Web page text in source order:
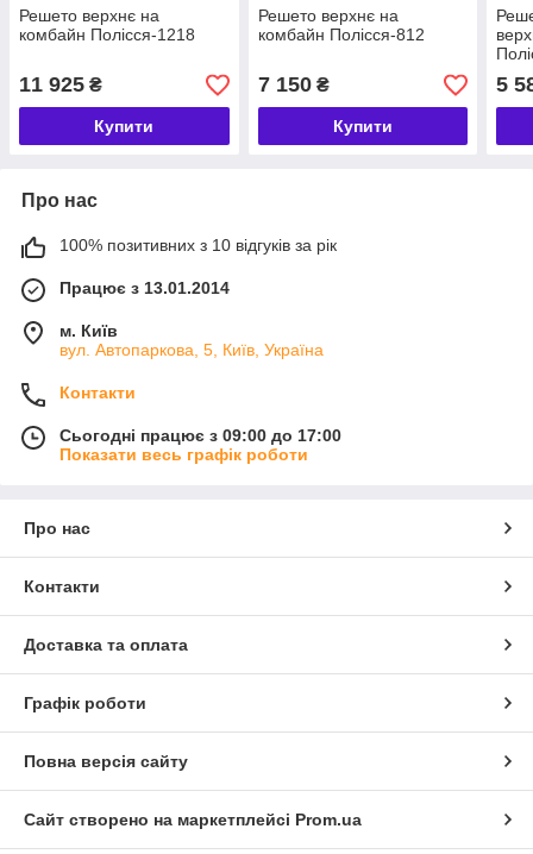
Решето верхнє на
комбайн Полісся-1218
11 925 ₴
Купити
Решето верхнє на
комбайн Полісся-812
7 150₴
Купити
5
Про нас
100% позитивних з 10 відгуків за рік
Працює з 13.01.2014
м. Київ
вул. Автопаркова, 5, Київ, Україна
Контакти
Сьогодні працює з 09:00 до 17:00
Показати весь графік роботи
Про нас
Контакти
Доставка та оплата
Графік роботи
Повна версія сайту
Сайт створено на маркетплейсі Prom.ua